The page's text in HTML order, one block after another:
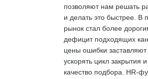
позволяют нам решать
и делать это быстрее. В
рынок стал более
дефицит подходящих
цены ошибки
ускорять цикл закрытия
качество подбора. HR-